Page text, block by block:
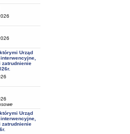
Urząd
zatrudnienie
Urząd
zatrudnienie